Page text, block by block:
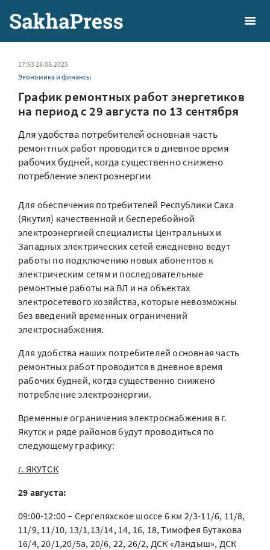
17:53 28.08.2025
Экономика и финансы
График ремонтных работ энергетиков
на период с 29 августа по 13 сентября
Для удобства потребителей основная часть
ремонтных работ проводится в дневное время
рабочих будней, когда существенно снижено
потребление электроэнергии
Для обеспечения потребителей Республики Саха
(Якутия) качественной и бесперебойной
электроэнергией специалисты Центральных и
Западных электрических сетей ежедневно ведут
работы по подключению новых абонентов к
электрическим сетям и последовательные
ремонтные работы на ВЛ и на объектах
электросетевого хозяйства, которые невозможны
без введений временных ограничений
электроснабжения.
Для удобства наших потребителей основная часть
ремонтных работ проводится в дневное время
рабочих будней, когда существенно снижено
потребление электроэнергии.
Временные ограничения электроснабжения в г.
Якутск и ряде районов будут проводиться по
следующему графику:
г. ЯКУТСК
29 августа:
09:00-12:00 – Сергеляхское шоссе 6 км 2/3-11/6, 11/8,
11/9, 11/10, 13/1,13/14, 14, 16, 18, Тимофея Бутакова
16/4, 20/1,20/5а, 20/6, 22, 26/2, ДСК «Ландыш», ДСК